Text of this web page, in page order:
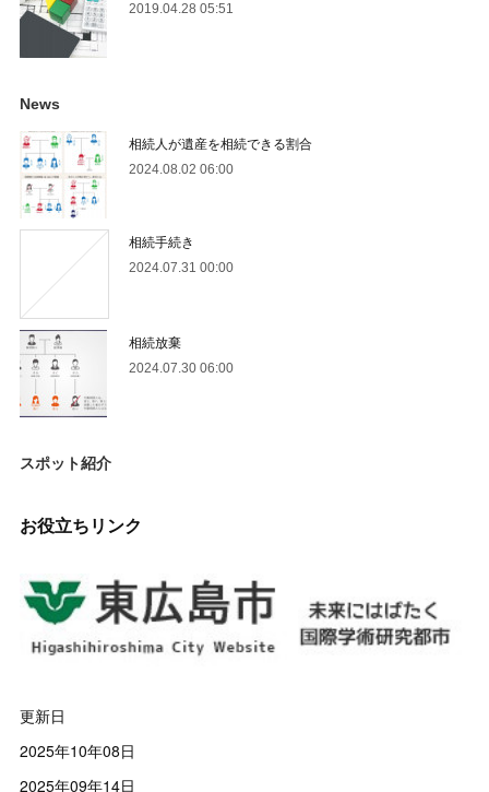
2019.04.28 05:51
News
相続人が遺産を相続できる割合
2024.08.02 06:00
相続手続き
2024.07.31 00:00
相続放棄
2024.07.30 06:00
スポット紹介
お役立ちリンク
更新日
2025年10年08日
2025年09年14日